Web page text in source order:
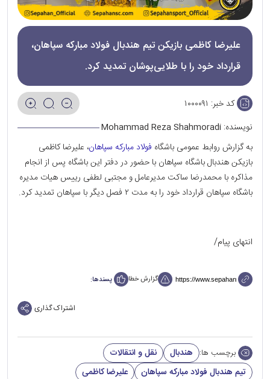
علیرضا کاظمی بازیکن تیم هندبال فولاد مبارکه سپاهان،
قرارداد خود را با طلایی‌پوشان تمدید کرد.
کد خبر: ۱۰۰۰۰۹۱
نویسنده: Mohammad Reza Shahmoradi
به گزارش روابط عمومی باشگاه فولاد مبارکه سپاهان، علیرضا کاظمی
بازیکن هندبال باشگاه سپاهان با حضور در دفتر این باشگاه پس از انجام
مذاکره با محمدرضا ساکت مدیرعامل و مجتبی لطفی رییس هیات مدیره
باشگاه سپاهان قرارداد خود را به مدت ۲ فصل دیگر با سپاهان تمدید کرد.
انتهای پیام/
گزارش خطا پسندها:
اشتراک گذاری
برچسب ها: هندبال
نقل و انتقالات
تیم هندبال فولاد مبارکه سپاهان
علیرضا کاظمی